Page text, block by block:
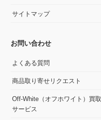
サイトマップ
お問い合わせ
よくある質問
商品取り寄せリクエスト
Off-White（オフホワイト）買取
サービス